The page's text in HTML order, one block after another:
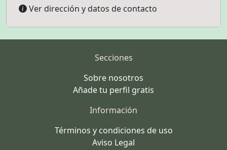
Ver dirección y datos de contacto
Secciones
Sobre nosotros
Añade tu perfil gratis
Información
Términos y condiciones de uso
Aviso Legal